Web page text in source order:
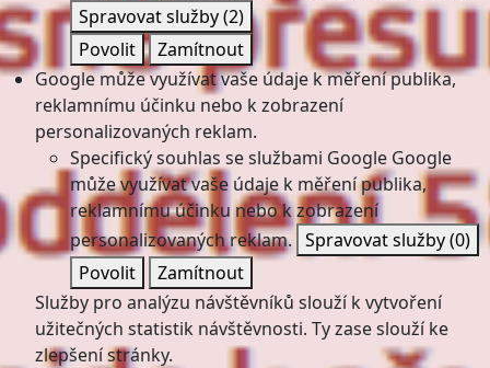
Spravovat služby(2)
Povolit
Zamítnout
Google může využívat vaše údaje k měření publika,
reklamnímu účinku nebo k zobrazení
personalizovaných reklam.
Specifický souhlas se službami Google Google
může využívat vaše údaje k měření publika,
reklamnímu účinku nebo k zobrazení
personalizovaných reklam. Spravovat služby(0)
Povolit
Zamítnout
Služby pro analýzu návštěvníků slouží k vytvoření
užitečných statistik návštěvnosti. Ty zase slouží ke
zlepšení stránky.